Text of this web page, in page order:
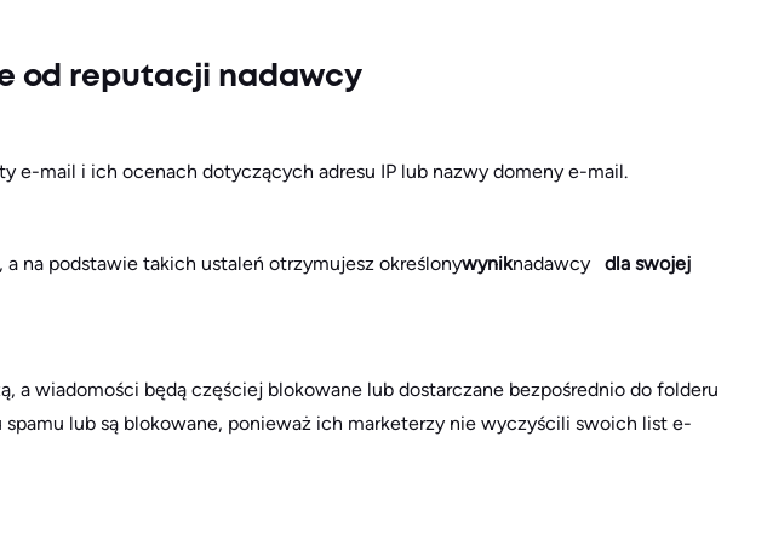
od reputacji nadawcy
e-mail i ich ocenach dotyczących adresu IP lub nazwy domeny e-mail.
na podstawie takich ustaleń otrzymujesz określonywyniknadawcy
dla swojej
a wiadomości będą częściej blokowane lub dostarczane bezpośrednio do folderu
lub są blokowane, ponieważ ich marketerzy nie wyczyścili swoich list e-